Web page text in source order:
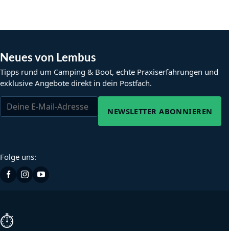
Neues von Lembus
Tipps rund um Camping & Boot, echte Praxiserfahrungen und
exklusive Angebote direkt in dein Postfach.
NEWSLETTER ABONNIEREN
Folge uns:
⏱